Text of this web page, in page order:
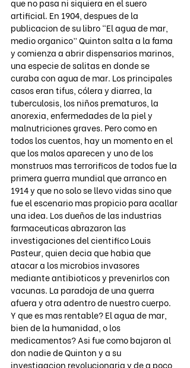
que no pasa ni siquiera en el suero
artificial. En 1904, despues de la
publicacion de su libro “El agua de mar,
medio organico” Quinton salta a la fama
y comienza a abrir dispensarios marinos,
una especie de salitas en donde se
curaba con agua de mar. Los principales
casos eran tifus, cólera y diarrea, la
tuberculosis, los niños prematuros, la
anorexia, enfermedades de la piel y
malnutriciones graves. Pero como en
todos los cuentos, hay un momento en el
que los malos aparecen y uno de los
monstruos mas terrorificos de todos fue la
primera guerra mundial que arranco en
1914 y que no solo se llevo vidas sino que
fue el escenario mas propicio para acallar
una idea. Los dueños de las industrias
farmaceuticas abrazaron las
investigaciones del cientifico Louis
Pasteur, quien decia que habia que
atacar a los microbios invasores
mediante antibioticos y prevenirlos con
vacunas. La paradoja de una guerra
afuera y otra adentro de nuestro cuerpo.
Y que es mas rentable? El agua de mar,
bien de la humanidad, o los
medicamentos? Asi fue como bajaron al
don nadie de Quinton y a su
investigacion revolucionaria y de a poco